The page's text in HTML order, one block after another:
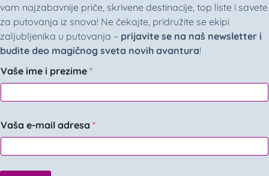
vam najzabavnije priče, skrivene destinacije, top liste i savete
za putovanja iz snova! Ne čekajte, pridružite se ekipi
zaljubljenika u putovanja – prijavite se na naš newsletter i
budite deo magičnog sveta novih avantura!
Vaše ime i prezime *
Vaša e-mail adresa *